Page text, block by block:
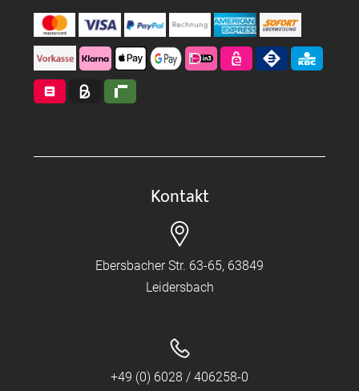
Kontakt
Ebersbacher Str. 63-65, 63849
Leidersbach
+49 (0) 6028 / 406258-0